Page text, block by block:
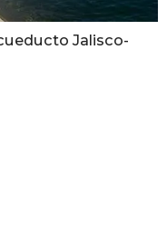
Jalisco-